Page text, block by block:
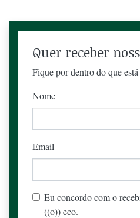
Quer receber
Fique por dentro do que
Nome
Email
Eu concordo com o
((o)) eco.